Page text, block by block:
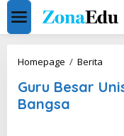
Skip
content
Homepage / Berita
Guru Besar
Bangsa